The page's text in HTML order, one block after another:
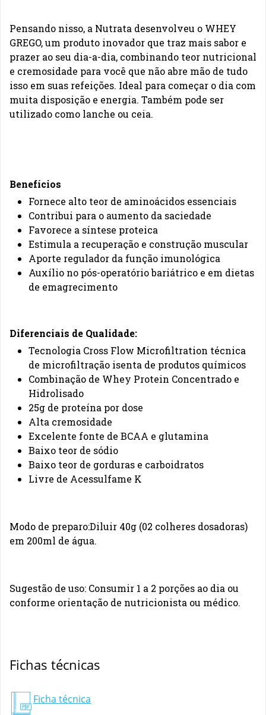
Pensando nisso, a Nutrata desenvolveu o WHEY
GREGO, um produto inovador que traz mais sabor e
prazer ao seu dia-a-dia, combinando teor nutricional
e cremosidade para você que não abre mão de tudo
isso em suas refeições. Ideal para começar o dia com
muita disposição e energia. Também pode ser
utilizado como lanche ou ceia.
Benefícios
Fornece alto teor de aminoácidos essenciais
Contribui para o aumento da saciedade
Favorece a síntese proteica
Estimula a recuperação e construção muscular
Aporte regulador da função imunológica
Auxílio no pós-operatório bariátrico e em dietas
de emagrecimento
Diferenciais de Qualidade:
Tecnologia Cross Flow Microfiltration técnica
de microfiltração isenta de produtos químicos
Combinação de Whey Protein Concentrado e
Hidrolisado
25g de proteína por dose
Alta cremosidade
Excelente fonte de BCAA e glutamina
Baixo teor de sódio
Baixo teor de gorduras e carboidratos
Livre de Acessulfame K
Modo de preparo:Diluir 40g (02 colheres dosadoras)
em 200ml de água.
Sugestão de uso: Consumir 1 a 2 porções ao dia ou
conforme orientação de nutricionista ou médico.
Fichas técnicas
Ficha técnica